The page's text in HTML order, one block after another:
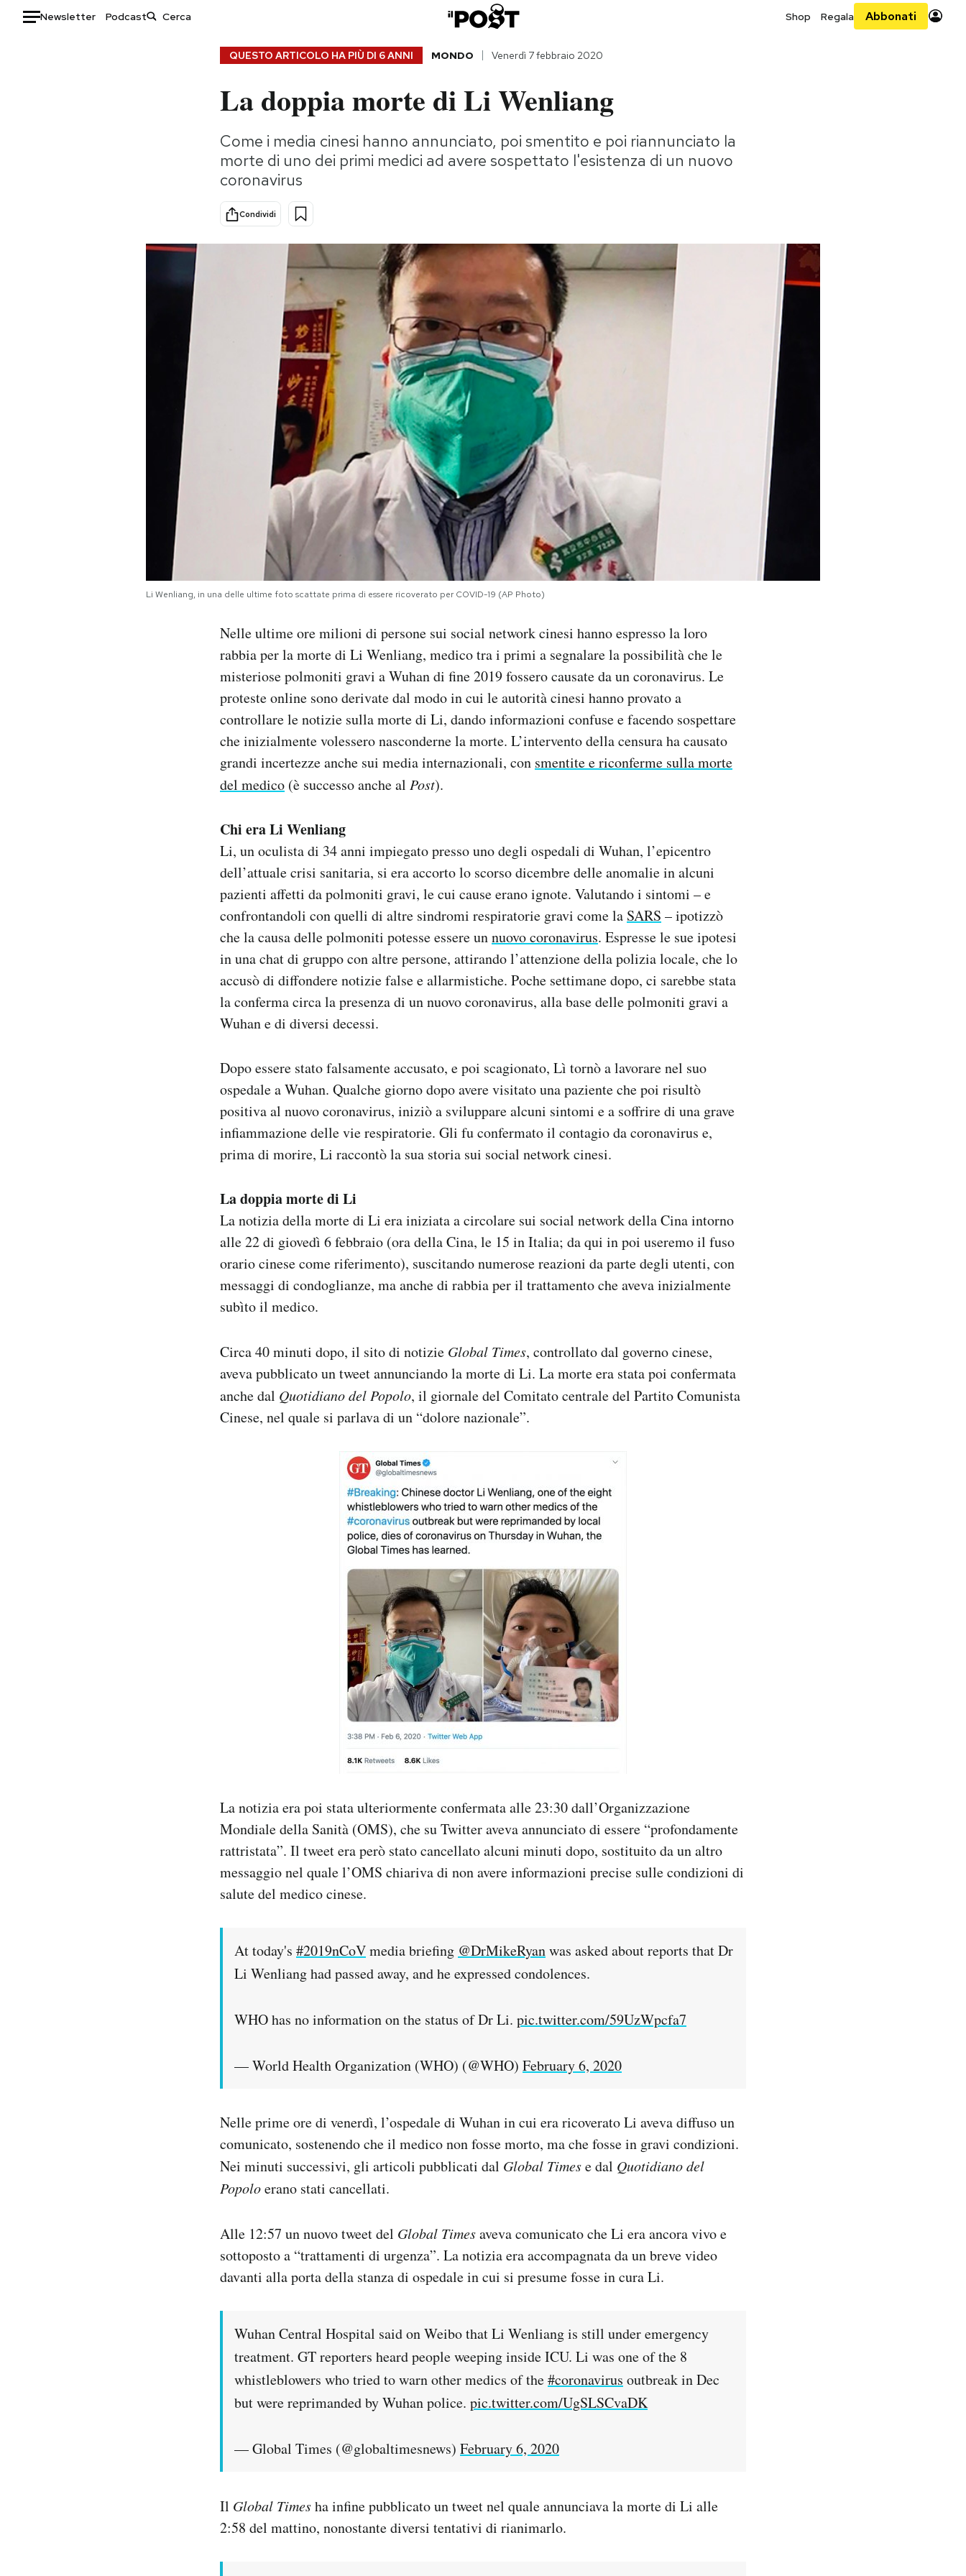
Newsletter Podcast Shop Regala Abbonati
Consumismi
Storie/Idee
Ok Boomer!
Europa
Altrecose
Mondiali calcio 2026
QUESTO ARTICOLO HA PIÙ DI 6 ANNI MONDO Venerdì 7 febbraio 2020
La doppia morte di Li Wenliang
Come i media cinesi hanno annunciato, poi smentito e poi riannunciato la
morte di uno dei primi medici ad avere sospettato l'esistenza di un nuovo
coronavirus
Condividi
Li Wenliang, in una delle ultime foto scattate prima di essere ricoverato per COVID-19 (AP Photo)
Nelle ultime ore milioni di persone sui social network cinesi hanno espresso la loro
rabbia per la morte di Li Wenliang, medico tra i primi a segnalare la possibilità che le
misteriose polmoniti gravi a Wuhan di fine 2019 fossero causate da un coronavirus. Le
proteste online sono derivate dal modo in cui le autorità cinesi hanno provato a
controllare le notizie sulla morte di Li, dando informazioni confuse e facendo sospettare
che inizialmente volessero nasconderne la morte. L’intervento della censura ha causato
grandi incertezze anche sui media internazionali, con smentite e riconferme sulla morte
del medico (è successo anche al Post).
Chi era Li Wenliang
Li, un oculista di 34 anni impiegato presso uno degli ospedali di Wuhan, l’epicentro
dell’attuale crisi sanitaria, si era accorto lo scorso dicembre delle anomalie in alcuni
pazienti affetti da polmoniti gravi, le cui cause erano ignote. Valutando i sintomi – e
confrontandoli con quelli di altre sindromi respiratorie gravi come la SARS – ipotizzò
che la causa delle polmoniti potesse essere unnuovo coronavirus. Espresse le sue ipotesi
in una chat di gruppo con altre persone, attirando l’attenzione della polizia locale, che lo
accusò di diffondere notizie false e allarmistiche. Poche settimane dopo, ci sarebbe stata
la conferma circa la presenza di un nuovo coronavirus, alla base delle polmoniti gravi a
Wuhan e di diversi decessi.
Dopo essere stato falsamente accusato, e poi scagionato, Lì tornò a lavorare nel suo
ospedale a Wuhan. Qualche giorno dopo avere visitato una paziente che poi risultò
positiva al nuovo coronavirus, iniziò a sviluppare alcuni sintomi e a soffrire di una grave
infiammazione delle vie respiratorie. Gli fu confermato il contagio da coronavirus e,
prima di morire, Li raccontò la sua storia sui social network cinesi.
La doppia morte di Li
La notizia della morte di Li era iniziata a circolare sui social network della Cina intorno
alle 22 di giovedì 6 febbraio (ora della Cina, le 15 in Italia; da qui in poi useremo il fuso
orario cinese come riferimento), suscitando numerose reazioni da parte degli utenti, con
messaggi di condoglianze, ma anche di rabbia per il trattamento che aveva inizialmente
subìto il medico.
Circa 40 minuti dopo, il sito di notizie Global Times, controllato dal governo cinese,
aveva pubblicato un tweet annunciando la morte di Li. La morte era stata poi confermata
anche dal Quotidiano del Popolo, il giornale del Comitato centrale del Partito Comunista
Cinese, nel quale si parlava di un “dolore nazionale”.
La notizia era poi stata ulteriormente confermata alle 23:30 dall’Organizzazione
Mondiale della Sanità (OMS), che su Twitter aveva annunciato di essere “profondamente
rattristata”. Il tweet era però stato cancellato alcuni minuti dopo, sostituito da un altro
messaggio nel quale l’OMS chiariva di non avere informazioni precise sulle condizioni di
salute del medico cinese.
At today's #2019nCoVmedia briefing @DrMikeRyanwas asked about reports that Dr
Li Wenliang had passed away, and he expressed condolences.
WHO has no information on the status of Dr Li. pic.twitter.com/59UzWpcfa7
— World Health Organization (WHO) (@WHO) February 6, 2020
Nelle prime ore di venerdì, l’ospedale di Wuhan in cui era ricoverato Li aveva diffuso un
comunicato, sostenendo che il medico non fosse morto, ma che fosse in gravi condizioni.
Nei minuti successivi, gli articoli pubblicati dal Global Timese dal Quotidiano del
Popoloerano stati cancellati.
Alle 12:57 un nuovo tweet del Global Timesaveva comunicato che Li era ancora vivo e
sottoposto a “trattamenti di urgenza”. La notizia era accompagnata da un breve video
davanti alla porta della stanza di ospedale in cui si presume fosse in cura Li.
Wuhan Central Hospital said on Weibo that Li Wenliang is still under emergency
treatment. GT reporters heard people weeping inside ICU. Li was one of the 8
whistleblowers who tried to warn other medics of the#coronavirus outbreak in Dec
but were reprimanded by Wuhan police. pic.twitter.com/UgSLSCvaDK
— Global Times (@globaltimesnews) February 6, 2020
Il Global Timesha infine pubblicato un tweet nel quale annunciava la morte di Li alle
2:58 del mattino, nonostante diversi tentativi di rianimarlo.